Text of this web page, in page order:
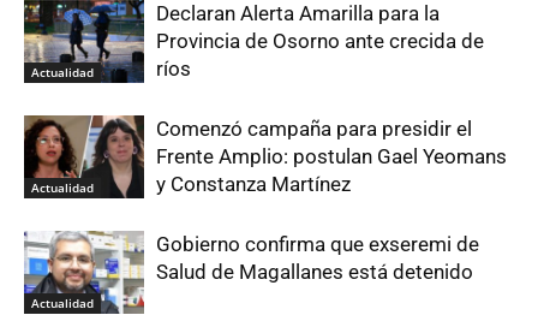
Actualidad
Declaran Alerta Amarilla para la
Provincia de Osorno ante crecida de
ríos
Actualidad
Comenzó campaña para presidir el
Frente Amplio: postulan Gael Yeomans
y Constanza Martínez
Actualidad
Gobierno confirma que exseremi de
Salud de Magallanes está detenido